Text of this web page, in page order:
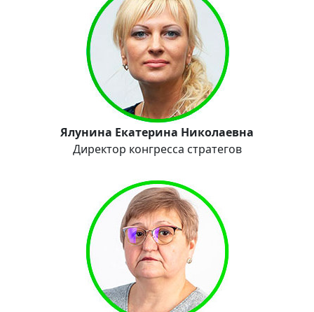
Ялунина Екатерина Николаевна
Директор конгресса стратегов